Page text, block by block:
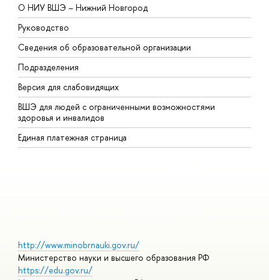
О НИУ ВШЭ – Нижний Новгород
Руководство
Сведения об образовательной организации
Подразделения
Версия для слабовидящих
ВШЭ для людей с ограниченными возможностями
здоровья и инвалидов
Единая платежная страница
http://www.minobrnauki.gov.ru/
Министерство науки и высшего образования РФ
https://edu.gov.ru/